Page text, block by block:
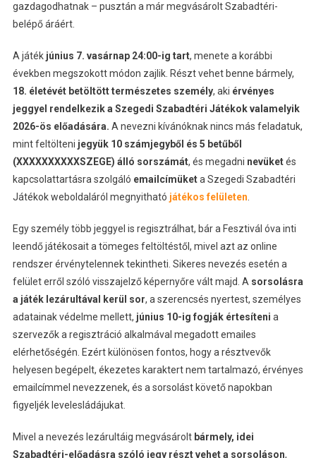
gazdagodhatnak – pusztán a már megvásárolt Szabadtéri-
belépő áráért.
A játék június 7. vasárnap 24:00-ig tart, menete a korábbi
években megszokott módon zajlik. Részt vehet benne bármely,
18. életévét betöltött természetes személy, aki érvényes
jeggyel rendelkezik a Szegedi Szabadtéri Játékok valamelyik
2026-ös előadására. A nevezni kívánóknak nincs más feladatuk,
mint feltölteni jegyük 10 számjegyből és 5 betűből
(XXXXXXXXXXSZEGE) álló sorszámát, és megadni nevüketés
kapcsolattartásra szolgáló emailcímüketa Szegedi Szabadtéri
Játékok weboldaláról megnyitható játékos felületen.
Egy személy több jeggyel is regisztrálhat, bár a Fesztivál óva inti
leendő játékosait a tömeges feltöltéstől, mivel azt az online
rendszer érvénytelennek tekintheti. Sikeres nevezés esetén a
felület erről szóló visszajelző képernyőre vált majd. A sorsolásra
a játék lezárultával kerül sor, a szerencsés nyertest, személyes
adatainak védelme mellett, június 10-ig fogják értesíteni a
szervezők a regisztráció alkalmával megadott emailes
elérhetőségén. Ezért különösen fontos, hogy a résztvevők
helyesen begépelt, ékezetes karaktert nem tartalmazó, érvényes
emailcímmel nevezzenek, és a sorsolást követő napokban
figyeljék levelesládájukat.
Mivel a nevezés lezárultáig megvásárolt bármely, idei
Szabadtéri-előadásra szóló jegy részt vehet a sorsoláson,